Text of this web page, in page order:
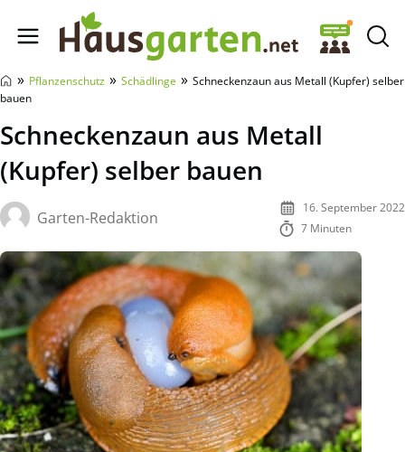
Hausgarten.net
» Pflanzenschutz » Schädlinge » Schneckenzaun aus Metall (Kupfer) selber
bauen
Schneckenzaun aus Metall
(Kupfer) selber bauen
Garten-Redaktion
16. September 2022
7 Minuten